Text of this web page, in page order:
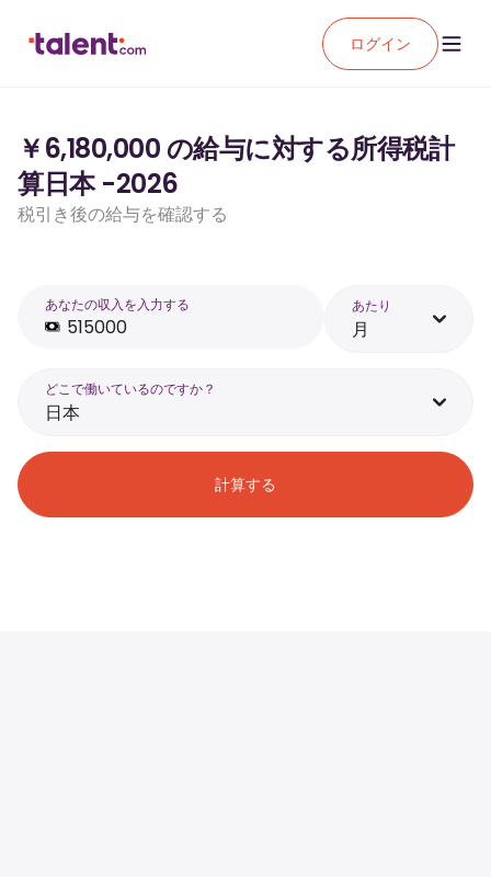
ログイン
￥6,180,000 の給与に対する所得税計
算日本 -2026
税引き後の給与を確認する
あなたの収入を入力する あたり
月
どこで働いているのですか？
日本
計算する